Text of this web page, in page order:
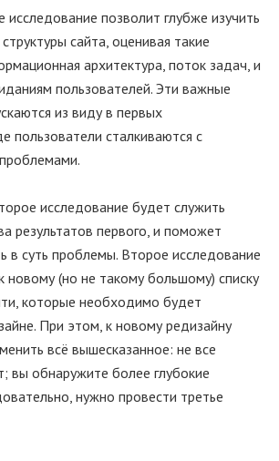
исследование позволит глубже изучить
сайта, оценивая такие
архитектура, поток задач, и
пользователей. Эти важные
из виду в первых
пользователи сталкиваются с
исследование будет служить
результатов первого, и поможет
в суть проблемы. Второе исследование
новому (но не такому большому) списку
которые необходимо будет
При этом, к новому редизайну
всё вышесказанное: не все
вы обнаружите более глубокие
нужно провести третье